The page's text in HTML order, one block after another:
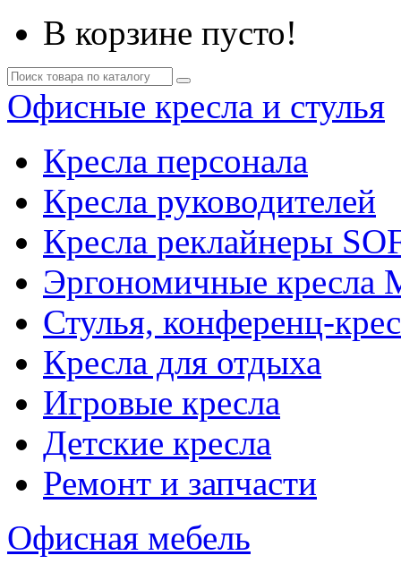
В корзине пусто!
Офисные кресла и стулья
Кресла персонала
Кресла руководителей
Кресла реклайнеры
Эргономичные
Стулья, конференц-
Кресла для отдыха
Игровые кресла
Детские кресла
Ремонт и запчасти
Офисная мебель